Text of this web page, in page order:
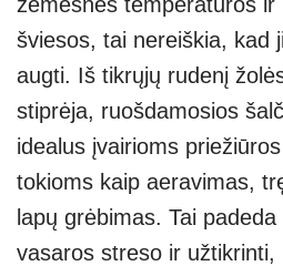
šviesos, tai nereiškia, kad
augti. Iš tikrųjų rudenį
stiprėja, ruošdamosios
idealus įvairioms
tokioms kaip aeravimas,
lapų grėbimas. Tai padeda
vasaros streso ir užtikrinti,